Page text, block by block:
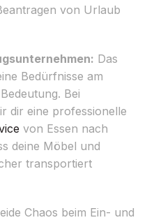
von Urlaub
Das
Bedürfnisse am
Bei
dir eine professionelle
von Essen nach
deine Möbel und
transportiert
Chaos beim Ein- und